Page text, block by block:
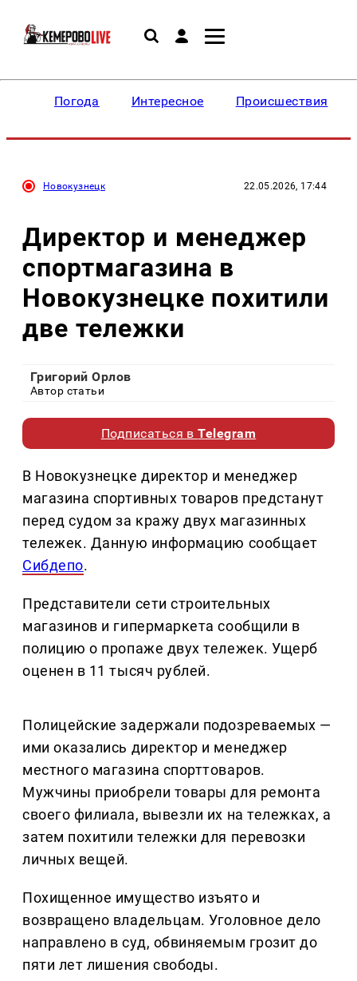
Погода Интересное Происшествия
Новокузнецк 22.05.2026, 17:44
Директор и менеджер
спортмагазина в
Новокузнецке похитили
две тележки
Григорий Орлов
Автор статьи
Подписаться вTelegram
В Новокузнецке директор и менеджер
магазина спортивных товаров предстанут
перед судом за кражу двух магазинных
тележек. Данную информацию сообщает
Сибдепо.
Представители сети строительных
магазинов и гипермаркета сообщили в
полицию о пропаже двух тележек. Ущерб
оценен в 11 тысяч рублей.
Полицейские задержали подозреваемых —
ими оказались директор и менеджер
местного магазина спорттоваров.
Мужчины приобрели товары для ремонта
своего филиала, вывезли их на тележках, а
затем похитили тележки для перевозки
личных вещей.
Похищенное имущество изъято и
возвращено владельцам. Уголовное дело
направлено в суд, обвиняемым грозит до
пяти лет лишения свободы.